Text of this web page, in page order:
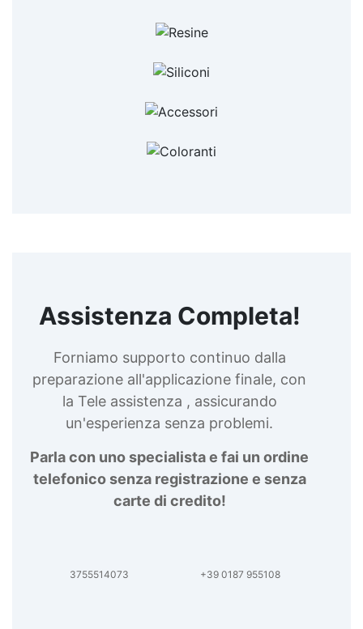
Assistenza Completa!
Forniamo supporto continuo dalla
preparazione all'applicazione finale, con
la Tele assistenza , assicurando
un'esperienza senza problemi.
Parla con uno specialista e fai un ordine
telefonico senza registrazione e senza
carte di credito!
3755514073 +39 0187 955108